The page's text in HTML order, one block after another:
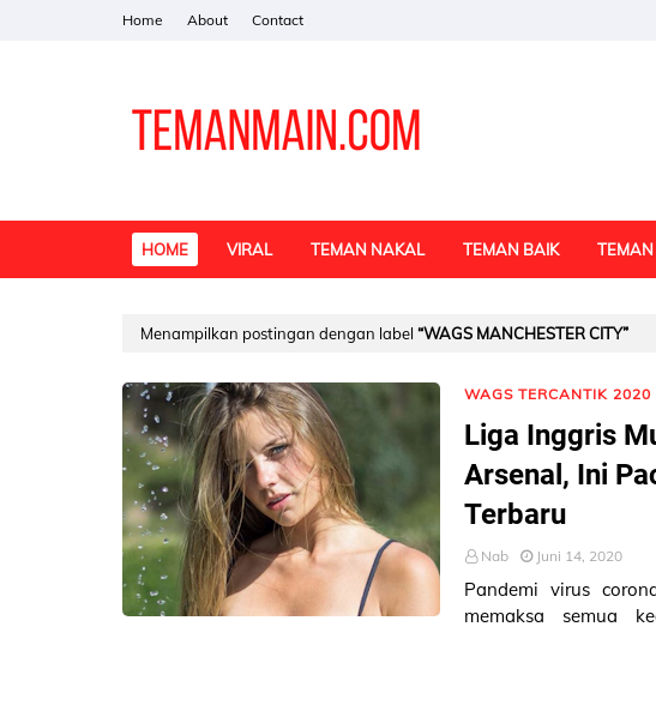
Home About Contact
HOME VIRAL TEMAN NAKAL TEMAN BAIK TEMAN
Menampilkan postingan dengan label WAGS MANCHESTER CITY
WAGS TERCANTIK 2020
Liga Inggris
Arsenal, Ini
Terbaru
Nab Juni 14, 2020
Pandemi virus
memaksa semua